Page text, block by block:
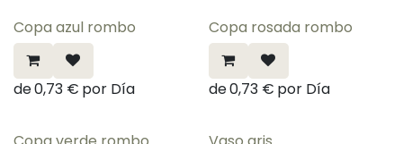
Copa azul rombo
de0,73 € por Día
Copa rosada rombo
de0,73€ por Día